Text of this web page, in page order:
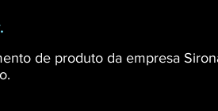
de produto da empresa